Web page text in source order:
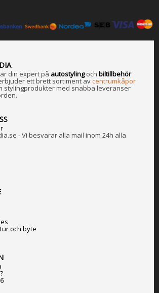
din expert på autostylingoch biltillbehör
ett brett sortiment avcentrumkåpor
stylingprodukter med snabba leveranser
- Vi besvarar alla mail inom 24h alla
och byte